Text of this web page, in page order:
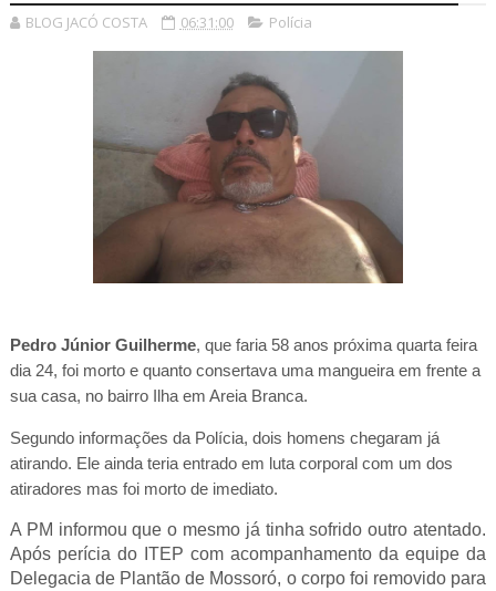
BLOG JACÓ COSTA 06:31:00 Polícia
Pedro Júnior Guilherme, que faria 58 anos próxima quarta feira
dia 24, foi morto e quanto consertava uma mangueira em frente a
sua casa, no bairro Ilha em Areia Branca.
Segundo informações da Polícia, dois homens chegaram já
atirando. Ele ainda teria entrado em luta corporal com um dos
atiradores mas foi morto de imediato.
A PM informou que o mesmo já tinha sofrido outro atentado.
Após perícia do ITEP com acompanhamento da equipe da
Delegacia de Plantão de Mossoró, o corpo foi removido para